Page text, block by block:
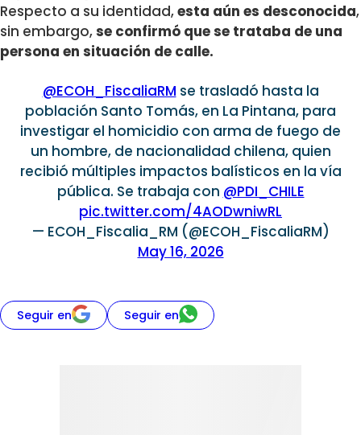
Respecto a su identidad,esta aún es desconocida,
sin embargo,se confirmó que se trataba de una
persona en situación de calle.
@ECOH_FiscaliaRM se trasladó hasta la
población Santo Tomás, en La Pintana, para
investigar el homicidio con arma de fuego de
un hombre, de nacionalidad chilena, quien
recibió múltiples impactos balísticos en la vía
pública. Se trabaja con @PDI_CHILE
pic.twitter.com/4AODwniwRL
— ECOH_Fiscalia_RM (@ECOH_FiscaliaRM)
May 16, 2026
Seguir en Seguir en